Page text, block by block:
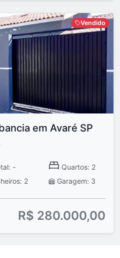
Vendido
em Avaré SP
-
Quartos: 2
2 Garagem: 3
R$ 280.000,00